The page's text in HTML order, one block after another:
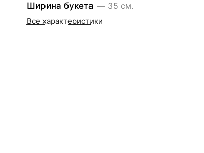
Ширина букета — 35 см.
Все характеристики